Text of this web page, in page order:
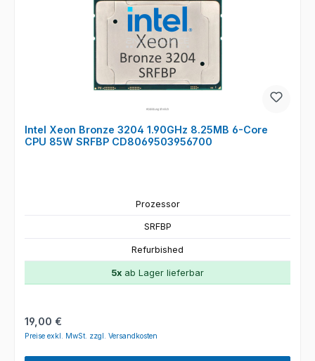
Intel Xeon Bronze 3204 1.90GHz 8.25MB 6-Core
CPU 85W SRFBP CD8069503956700
Prozessor
SRFBP
Refurbished
5x ab Lager lieferbar
Regulärer Preis:
19,00 €
Preise exkl. MwSt. zzgl. Versandkosten